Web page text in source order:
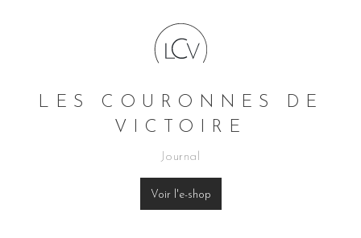
LES COURONNES DE
VICTOIRE
Journal
Voir l'e-shop